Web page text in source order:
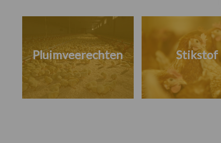
Pluimveerechten Stikstof